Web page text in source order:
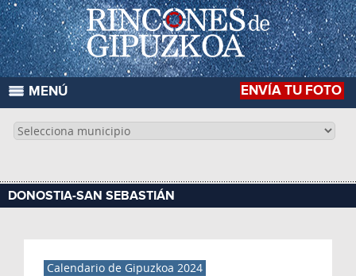
ENVÍA TU FOTO
MENÚ
DONOSTIA-SAN SEBASTIÁN
Calendario de Gipuzkoa 2024